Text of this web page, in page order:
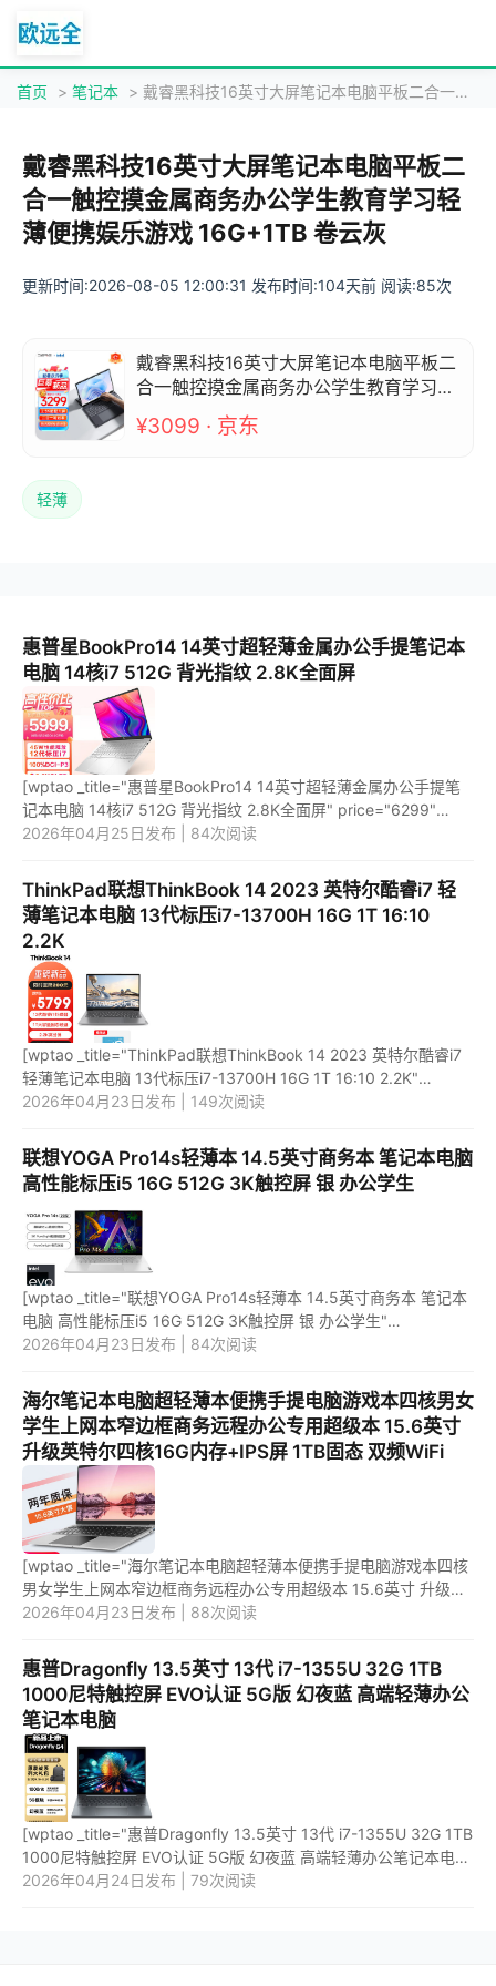
首页 > 笔记本 > 戴睿黑科技16英寸大屏笔记本电脑平板二合一触控摸金属商务办公学生教育学习轻薄便携娱乐游戏 16G+1TB 卷云灰
戴睿黑科技16英寸大屏笔记本电脑平板二
合一触控摸金属商务办公学生教育学习轻
薄便携娱乐游戏 16G+1TB 卷云灰
更新时间:2026-08-05 12:00:31 发布时间:104天前 阅读:85次
戴睿黑科技16英寸大屏笔记本电脑平板二
合一触控摸金属商务办公学生教育学习轻
薄便携娱乐游戏 16G+1TB 卷云灰
¥3099 · 京东
轻薄
惠普星BookPro14 14英寸超轻薄金属办公手提笔记本
电脑 14核i7 512G 背光指纹 2.8K全面屏
[wptao _title="惠普星BookPro14 14英寸超轻薄金属办公手提笔
记本电脑 14核i7 512G 背光指纹 2.8K全面屏" price="6299"
url="https://item.jd.com/10086815327053.html"
2026年04月25日发布 | 84次阅读
ThinkPad联想ThinkBook 14 2023 英特尔酷睿i7 轻
薄笔记本电脑 13代标压i7-13700H 16G 1T 16:10
2.2K
[wptao _title="ThinkPad联想ThinkBook 14 2023 英特尔酷睿i7
轻薄笔记本电脑 13代标压i7-13700H 16G 1T 16:10 2.2K"
price="5799" url="https://item.jd.com/100065164501.html"
2026年04月23日发布 | 149次阅读
联想YOGA Pro14s轻薄本 14.5英寸商务本 笔记本电脑
高性能标压i5 16G 512G 3K触控屏 银 办公学生
[wptao _title="联想YOGA Pro14s轻薄本 14.5英寸商务本 笔记本
电脑 高性能标压i5 16G 512G 3K触控屏 银 办公学生"
price="7099" url="https://item.jd.com/100039924886.html"
2026年04月23日发布 | 84次阅读
海尔笔记本电脑超轻薄本便携手提电脑游戏本四核男女
学生上网本窄边框商务远程办公专用超级本 15.6英寸
升级英特尔四核16G内存+IPS屏 1TB固态 双频WiFi
[wptao _title="海尔笔记本电脑超轻薄本便携手提电脑游戏本四核
男女学生上网本窄边框商务远程办公专用超级本 15.6英寸 升级英
特尔四核16G内存+IPS屏 1TB固态 双频WiFi" price="2359"
2026年04月23日发布 | 88次阅读
惠普Dragonfly 13.5英寸 13代 i7-1355U 32G 1TB
1000尼特触控屏 EVO认证 5G版 幻夜蓝 高端轻薄办公
笔记本电脑
[wptao _title="惠普Dragonfly 13.5英寸 13代 i7-1355U 32G 1TB
1000尼特触控屏 EVO认证 5G版 幻夜蓝 高端轻薄办公笔记本电
脑" price="14499"
2026年04月24日发布 | 79次阅读